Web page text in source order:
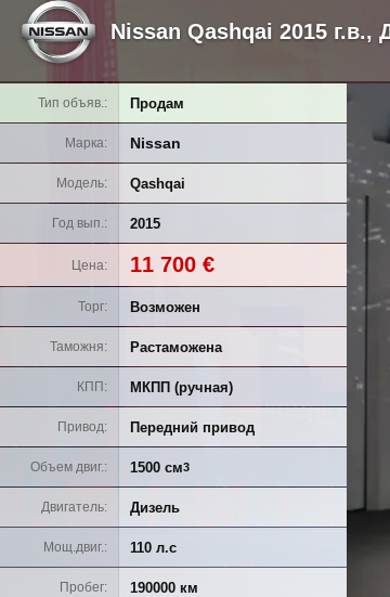
Nissan Qashqai 2015
Тип объяв. Продам
Марка Nissan
Модель Qashqai
Год вып. 2015
Цена 11 700 €
Торг Возможен
Таможня Растаможена
КПП МКПП (ручная)
Привод Передний привод
Объем двиг. 1500 см3
Двигатель Дизель
Мощ.двиг. 110 л.с
Пробег 190000 км